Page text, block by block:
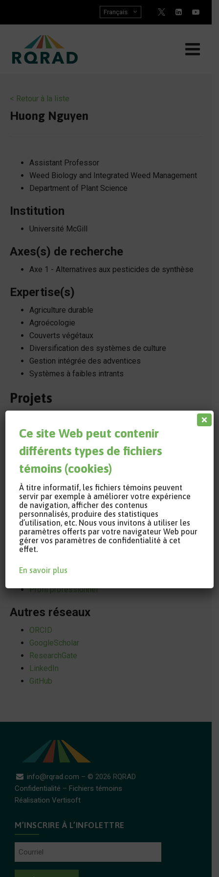
Français
< Retour à la liste
Huong Nguyen
Assistant Professor
Weed Biology and Integrated Weed Management
Department of Plant Science
Institution
Université McGill
Axes(s) de recherche
Axe 1 - Alternatives aux pesticides de synthèse
Expertise(s)
Agriculture durable
Agroécologie
Couverts végétaux
Diversification des systèmes de culture
Gestion intégrée des adventices
Systèmes à faibles intrants
Projets
Courriel
Profil professionnel
Autres réseaux
ORCID
GoogleScholar
ResearchGate
LinkedIn
GitHub
info@rqrad.com – © 2026 RQRAD
Confidentialité – Fichiers témoins
Réalisation Vertisoft
M’INSCRIRE À L’INFOLETTRE
Courriel
Ce site Web peut contenir
différents types de fichiers
témoins (cookies)
À titre informatif, les fichiers témoins peuvent
servir par exemple à améliorer votre expérience
de navigation, afficher des contenus
personnalisés, produire des statistiques
d’utilisation, etc. Nous vous invitons à utiliser les
paramètres offerts par votre navigateur Web pour
gérer vos paramètres de confidentialité à cet
effet.
En savoir plus